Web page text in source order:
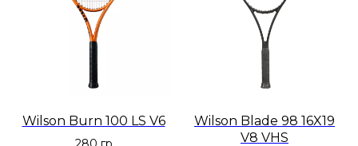
Wilson Burn 100 LS V6
Wilson Blade 98 16X19
V8 VHS